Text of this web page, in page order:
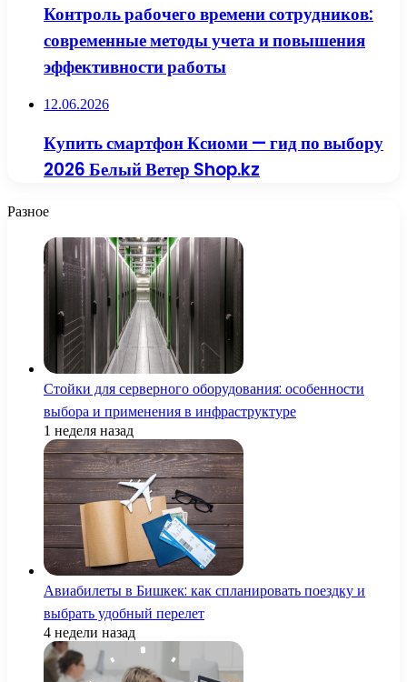
Контроль рабочего времени сотрудников:
современные методы учета и повышения
эффективности работы
12.06.2026
Купить смартфон Ксиоми — гид по выбору
2026 Белый Ветер Shop.kz
Разное
Стойки для серверного оборудования: особенности
выбора и применения в инфраструктуре
1 неделя назад
Авиабилеты в Бишкек: как спланировать поездку и
выбрать удобный перелет
4 недели назад